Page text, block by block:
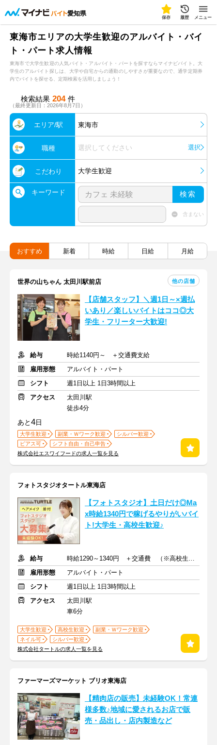
愛知県
保存 履歴 メニュー
東海市エリアの大学生歓迎のアルバイト・バイ
ト・パート求人情報
東海市で大学生歓迎の人気バイト・アルバイト・パートを探すならマイナビバイト。大
学生のアルバイト探しは、大学や自宅からの通勤のしやすさが重要なので、通学定期券
内でバイトを探せる、定期検索を活用しましょう！
検索結果 204 件
（最終更新日：2026年8月7日）
エリア/駅 東海市
職種 選択してください 選択
こだわり 大学生歓迎
キーワード 検索
含まない
おすすめ 新着 時給 日給 月給
世界の山ちゃん 太田川駅前店 他の店舗
【店舗スタッフ】＼週1日～×週払
いあり／楽しいバイトはココ◎大
学生・フリーター大歓迎!
給与
時給1140円～ ＋交通費支給
雇用形態
アルバイト・パート
シフト
週1日以上 1日3時間以上
アクセス
太田川駅
徒歩4分
あと4日
大学生歓迎 副業・Ｗワーク歓迎
シルバー歓迎
ピアス可
シフト自由・自己申告
株式会社エスワイフードの求人一覧を見る
フォトスタジオタートル東海店
【フォトスタジオ】土日だけ◎Ma
x時給1340円で稼げるやりがいバイ
ト!大学生・高校生歓迎♪
給与
時給1290～1340円 ＋交通費 （※高校生も同時給となります！）
雇用形態
アルバイト・パート
シフト
週1日以上 1日3時間以上
アクセス
太田川駅
車6分
大学生歓迎 高校生歓迎
副業・Ｗワーク歓迎
ネイル可
シルバー歓迎
株式会社タートルの求人一覧を見る
ファーマーズマーケット ブリオ東海店
【精肉店の販売】未経験OK！常連
様多数♪地域に愛されるお店で販
売・品出し・店内製造など